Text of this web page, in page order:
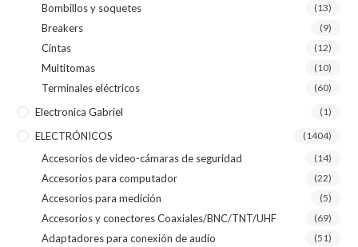
Bombillos y soquetes (13)
Breakers (9)
Cintas (12)
Multitomas (10)
Terminales eléctricos (60)
Electronica Gabriel (1)
ELECTRÓNICOS (1404)
Accesorios de video-cámaras de seguridad (14)
Accesorios para computador (22)
Accesorios para medición (5)
Accesorios y conectores Coaxiales/BNC/TNT/UHF (69)
Adaptadores para conexión de audio (51)